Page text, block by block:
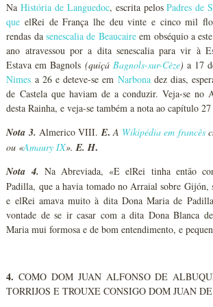
NaHistória de Languedoc, escrita pelosPadres de
que elRei de França lhe deu vinte e cinco mil
rendas dasenescalia de Beaucaireem obséquio a
ano atravessou por a dita senescalia para vir à
Estava em Bagnols (quiçá Bagnols-sur-Cèze) a 17
Nimes a 26 e deteve-se em Narbonadez dias,
de Castela que haviam de a conduzir. Veja-se no
desta Rainha, e veja-se também a nota ao capítulo
Nota 3. Almerico VIII.E. A Wikipédia em francês
ou «Amaury IX».E. H.
Nota 4. Na Abreviada, «E elRei tinha então
Padilla, que a havia tomado no Arraial sobre Gijón,
e elRei amava muito à dita Dona Maria de
vontade de se ir casar com a dita Dona Blanca
Maria mui formosa e de bom entendimento, e
4. COMO DOM JUAN ALFONSO DE
TORRIJOS E TROUXE CONSIGO DOM JUAN